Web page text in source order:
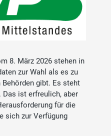
8. März 2026 stehen in
zur Wahl als es zu
gibt. Es steht
Das ist erfreulich, aber
für die
sich zur Verfügung